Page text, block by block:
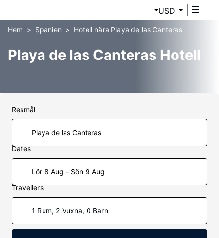
USD
Hem Spanien Hotell nära Playa de las Canteras
Playa de las Canteras Hotell
Resmål
Dates
Lör 8 Aug - Sön 9 Aug
Travellers
1 Rum, 2 Vuxna, 0 Barn